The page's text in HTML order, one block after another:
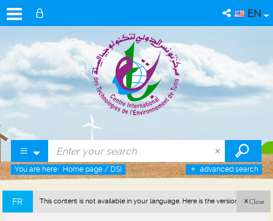
EN
advanced search
You are here: Home page / DSI
FR This content is not available in your language. Here is the version in french
Close